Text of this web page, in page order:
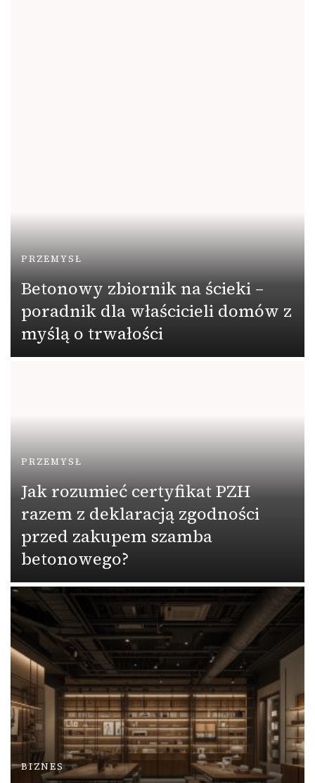
PRZEMYSŁ
Betonowy zbiornik na ścieki –
poradnik dla właścicieli domów z
myślą o trwałości
PRZEMYSŁ
Jak rozumieć certyfikat PZH
razem z deklaracją zgodności
przed zakupem szamba
betonowego?
BIZNES